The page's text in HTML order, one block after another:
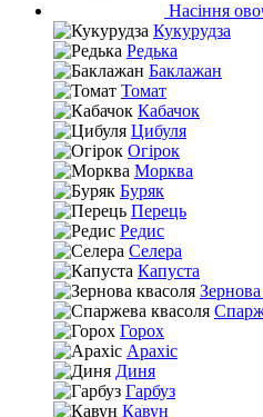
Насіння
Кукурудза
Редька
Баклажан
Томат
Кабачок
Цибуля
Огірок
Морква
Буряк
Перець
Редис
Селера
Капуста
Горох
Арахіс
Диня
Гарбуз
Кавун